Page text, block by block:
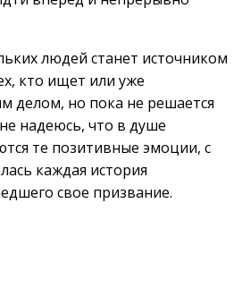
людей станет источником
кто ищет или уже
делом, но пока не решается
надеюсь, что в душе
те позитивные эмоции, с
каждая история
свое призвание.